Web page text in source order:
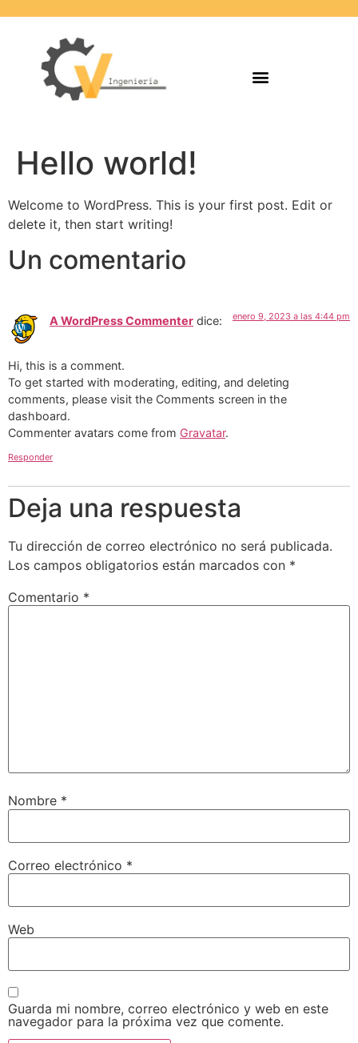
Hello world!
Welcome to WordPress. This is your first post. Edit or
delete it, then start writing!
Un comentario
A WordPress Commenter dice: enero 9, 2023 a las 4:44 pm
Hi, this is a comment.
To get started with moderating, editing, and deleting
comments, please visit the Comments screen in the
dashboard.
Commenter avatars come from Gravatar.
Responder
Deja una respuesta
Tu dirección de correo electrónico no será publicada.
Los campos obligatorios están marcados con *
Comentario *
Nombre *
Correo electrónico *
Web
Guarda mi nombre, correo electrónico y web en este
navegador para la próxima vez que comente.